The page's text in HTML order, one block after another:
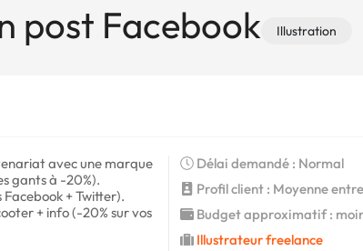
post Facebook Illustration
avec une marque
gants à -20%).
+ Twitter).
+ info (-20% sur vos
Délai demandé : Normal
Profil client : Moyenne
Budget approximatif :
Illustrateur freelance